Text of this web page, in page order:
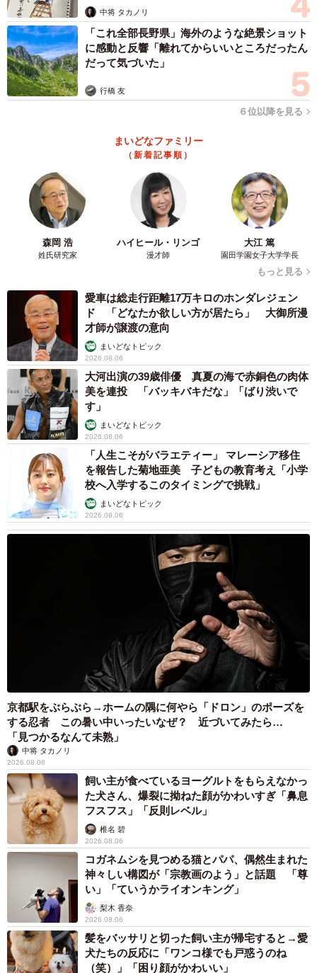
しかし、本当に空気が凍りついたのは、その直後でした。
「その学部じゃ大したことないね」…突然始まっ
た学歴格付け
別の保護者が、何げなく「夫が慶應出身なので、子どもも
Oさんは、即座に反応しました。
「慶應の何学部ですか？」
やや唐突な質問に、その場は一瞬静まり返ったそうです。
ママが少し戸惑いながら学部名を答えると、Oさんは間髪入
「へえ。でも、その学部じゃ大したことないですね」
その瞬間、テーブルに沈黙が落ちました。
つい先ほどまで笑い声が響いていたテーブルが、一気に静
まり返ったといいます。
自分の経歴については曖昧な表現を使いながら、他人の学
歴には容赦なくランク付けをする。そのアンバランスさ
に、多くの保護者が強烈な違和感を覚えたそうです。
帰宅後、保護者たちのLINEには「すごかったね…」「久々
にリアル学歴マウントを見た」といったメッセージが、
中将 タカノリ
「これ全部長野県」海外のような絶景ショット
に感動と反響「離れてからいいところだったん
だって気づいた」
行橋 友
６位以降を見る
まいどなファミリー
（新着記事順）
森岡 浩
姓氏研究家
ハイヒール・リンゴ
漫才師
大江 篤
園田学園女子大学学長
もっと見る
愛車は総走行距離17万キロのホンダレジェン
ド 「どなたか欲しい方が居たら」 大御所漫
才師が譲渡の意向
まいどなトピック
2026.08.06
大河出演の39歳俳優 真夏の海で赤銅色の肉体
美を連投 「バッキバキだな」「ばり渋いで
す」
まいどなトピック
2026.08.06
「人生こそがバラエティー」 マレーシア移住
を報告した菊地亜美 子どもの教育考え「小学
校へ入学するこのタイミングで挑戦」
まいどなトピック
2026.08.06
京都駅をぶらぶら→ホームの隅に何やら「ドロン」のポーズを
する忍者 この暑い中いったいなぜ？ 近づいてみたら…
「見つかるなんて未熟」
中将 タカノリ
2026.08.06
飼い主が食べているヨーグルトをもらえなかっ
た犬さん、爆裂に拗ねた顔がかわいすぎ「鼻息
フスフス」「反則レベル」
椎名 碧
2026.08.06
コガネムシを見つめる猫とパパ、偶然生まれた
神々しい構図が「宗教画のよう」と話題 「尊
い」「ていうかライオンキング」
梨木 香奈
2026.08.06
髪をバッサリと切った飼い主が帰宅すると→愛
犬たちの反応に「ワンコ様でも戸惑うのね
（笑）」「困り顔がかわいい」